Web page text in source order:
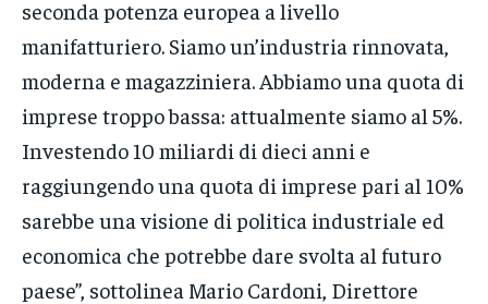
seconda potenza europea a livello
manifatturiero. Siamo un’industria rinnovata,
moderna e magazziniera. Abbiamo una quota di
imprese troppo bassa: attualmente siamo al 5%.
Investendo 10 miliardi di dieci anni e
raggiungendo una quota di imprese pari al 10%
sarebbe una visione di politica industriale ed
economica che potrebbe dare svolta al futuro
paese”, sottolinea Mario Cardoni, Direttore